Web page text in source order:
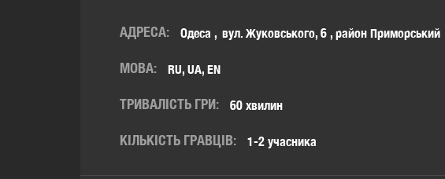
АДРЕСА: Одеса вул. Жуковського, 6 , район Приморський
МОВА: RU, UA, EN
ТРИВАЛІСТЬ ГРИ: 60 хвилин
КІЛЬКІСТЬ ГРАВЦІВ: 1-2 учасника